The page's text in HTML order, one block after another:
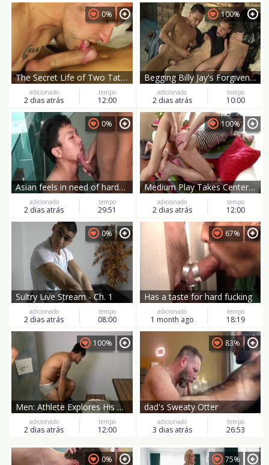
The Secret Life of Two Tattooed Twinks
0%
adicionado
2 dias atrás
tempo
12:00
Begging Billy Jay's Forgiveness
100%
adicionado
2 dias atrás
tempo
10:00
Asian feels in need of hardcore sex
0%
adicionado
2 dias atrás
tempo
29:51
Medium Play Takes Center Stage
100%
adicionado
2 dias atrás
tempo
12:00
Sultry Live Stream - Ch. 1
0%
adicionado
2 dias atrás
tempo
08:00
Has a taste for hard fucking
67%
adicionado
1 month ago
tempo
18:19
Men: Athlete Explores His Glory Hole Fetish
100%
adicionado
2 dias atrás
tempo
12:00
dad's Sweaty Otter
83%
adicionado
3 dias atrás
tempo
26:53
0% 75%